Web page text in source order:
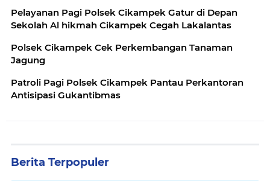
Pelayanan Pagi Polsek Cikampek Gatur di Depan
Sekolah Al hikmah Cikampek Cegah Lakalantas
Polsek Cikampek Cek Perkembangan Tanaman
Jagung
Patroli Pagi Polsek Cikampek Pantau Perkantoran
Antisipasi Gukantibmas
Berita Terpopuler